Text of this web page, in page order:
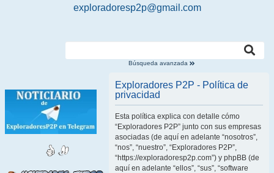
exploradoresp2p@gmail.com
Búsqueda avanzada
Exploradores P2P - Política de
privacidad
Esta política explica con detalle cómo
“Exploradores P2P” junto con sus empresas
asociadas (de aquí en adelante “nosotros”,
“nos”, “nuestro”, “Exploradores P2P”,
“https://exploradoresp2p.com”) y phpBB (de
aquí en adelante “ellos”, “sus”, “software